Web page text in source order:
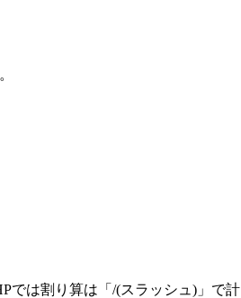
では割り算は「/(スラッシュ)」で計